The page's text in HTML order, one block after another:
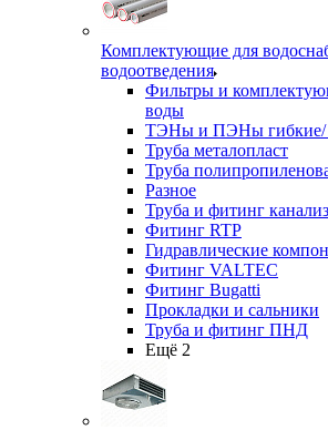
Комплектующие для
водоотведения
Фильтры и
воды
ТЭНы и ПЭНы гибкие/
Труба металопласт
Труба
Разное
Труба и фитинг
Фитинг RTP
Гидравлические
Фитинг VALTEC
Фитинг Bugatti
Прокладки и сальники
Труба и фитинг ПНД
Ещё 2